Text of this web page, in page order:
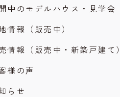
中のモデルハウス・見学会
情報（販売中）
情報（販売中・新築戸建て）
様の声
らせ